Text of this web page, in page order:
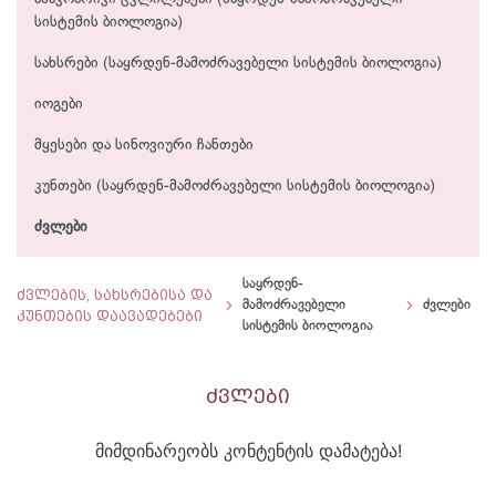
სისტემის ბიოლოგია)
სახსრები (საყრდენ-მამოძრავებელი სისტემის ბიოლოგია)
იოგები
მყესები და სინოვიური ჩანთები
კუნთები (საყრდენ-მამოძრავებელი სისტემის ბიოლოგია)
ძვლები
ძვლების, სახსრებისა და
კუნთების დაავადებები
საყრდენ-
მამოძრავებელი
სისტემის ბიოლოგია
ძვლები
ძვლები
მიმდინარეობს კონტენტის დამატება!